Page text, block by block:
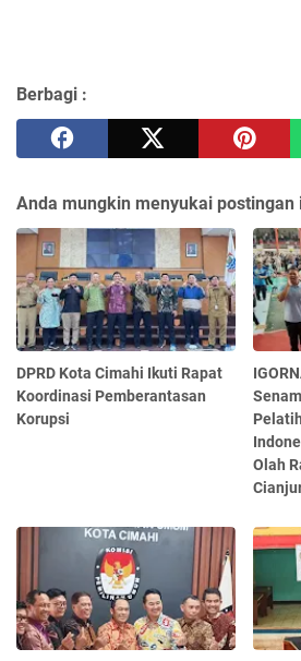
Berbagi :
Anda mungkin menyukai postingan
DPRD Kota Cimahi Ikuti Rapat
Koordinasi Pemberantasan
Korupsi
Olah